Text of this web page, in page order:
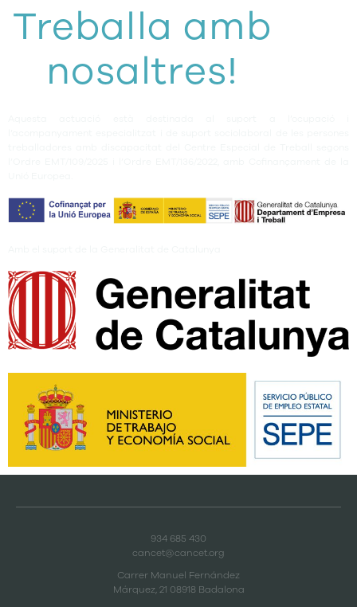
Treballa amb
nosaltres!
Carrer Manuel Fernández
Márquez, 21 08918 Badalona
934 685 430
cancet@cancet.org